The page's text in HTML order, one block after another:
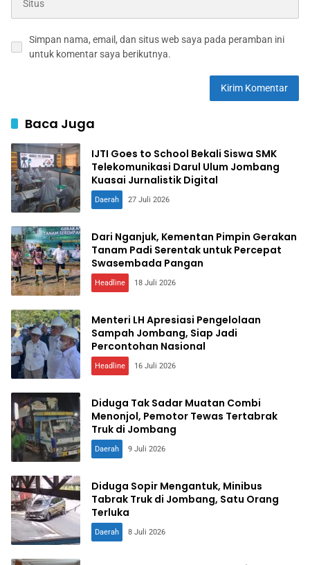
Simpan nama, email, dan situs web saya pada peramban ini
untuk komentar saya berikutnya.
Baca Juga
IJTI Goes to School Bekali Siswa SMK
Telekomunikasi Darul Ulum Jombang
Kuasai Jurnalistik Digital
Daerah 27 Juli 2026
Dari Nganjuk, Kementan Pimpin Gerakan
Tanam Padi Serentak untuk Percepat
Swasembada Pangan
Headline 18 Juli 2026
Menteri LH Apresiasi Pengelolaan
Sampah Jombang, Siap Jadi
Percontohan Nasional
Headline 16 Juli 2026
Diduga Tak Sadar Muatan Combi
Menonjol, Pemotor Tewas Tertabrak
Truk di Jombang
Daerah 9 Juli 2026
Diduga Sopir Mengantuk, Minibus
Tabrak Truk di Jombang, Satu Orang
Terluka
Daerah 8 Juli 2026